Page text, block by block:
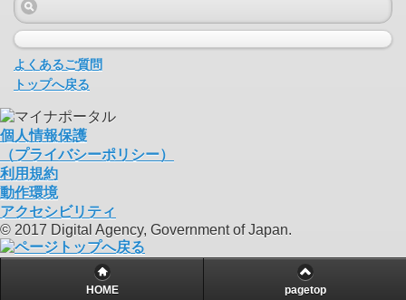
よくあるご質問
トップへ戻る
個人情報保護
（プライバシーポリシー）
利用規約
動作環境
アクセシビリティ
© 2017 Digital Agency, Government of Japan.
HOME pagetop